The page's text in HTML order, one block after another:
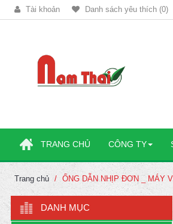
Tài khoản Danh sách yêu thích (0)
TRANG CHỦ CÔNG TY
Trang chủ ỐNG DẪN NHỊP ĐƠN _ MÁY
DANH MỤC